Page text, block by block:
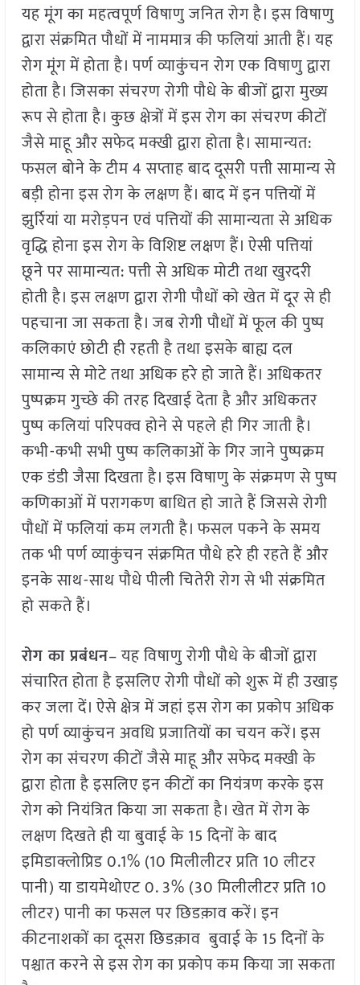
यह मूंग का महत्वपूर्ण विषाणु जनित रोग है। इस विषाणु
द्वारा संक्रमित पौधों में नाममात्र की फलियां आती हैं। यह
रोग मूंग में होता है। पर्ण व्याकुंचन रोग एक विषाणु द्वारा
होता है। जिसका संचरण रोगी पौधे के बीजों द्वारा मुख्य
रूप से होता है। कुछ क्षेत्रों में इस रोग का संचरण कीटों
जैसे माहू और सफेद मक्खी द्वारा होता है। सामान्यत:
फसल बोने के टीम 4 सप्ताह बाद दूसरी पत्ती सामान्य से
बड़ी होना इस रोग के लक्षण हैं। बाद में इन पत्तियों में
झुर्रियां या मरोड़पन एवं पत्तियों की सामान्यता से अधिक
वृद्धि होना इस रोग के विशिष्ट लक्षण हैं। ऐसी पत्तियां
छूने पर सामान्यत: पत्ती से अधिक मोटी तथा खुरदरी
होती है। इस लक्षण द्वारा रोगी पौधों को खेत में दूर से ही
पहचाना जा सकता है। जब रोगी पौधों में फूल की पुष्प
कलिकाएं छोटी ही रहती है तथा इसके बाह्य दल
सामान्य से मोटे तथा अधिक हरे हो जाते हैं। अधिकतर
पुष्पक्रम गुच्छे की तरह दिखाई देता है और अधिकतर
पुष्प कलियां परिपक्व होने से पहले ही गिर जाती है।
कभी-कभी सभी पुष्प कलिकाओं के गिर जाने पुष्पक्रम
एक डंडी जैसा दिखता है। इस विषाणु के संक्रमण से पुष्प
कणिकाओं में परागकण बाधित हो जाते हैं जिससे रोगी
पौधों में फलियां कम लगती है। फसल पकने के समय
तक भी पर्ण व्याकुंचन संक्रमित पौधे हरे ही रहते हैं और
इनके साथ-साथ पौधे पीली चितेरी रोग से भी संक्रमित
हो सकते हैं।
रोग का प्रबंधन– यह विषाणु रोगी पौधे के बीजों द्वारा
संचारित होता है इसलिए रोगी पौधों को शुरू में ही उखाड़
कर जला दें। ऐसे क्षेत्र में जहां इस रोग का प्रकोप अधिक
हो पर्ण व्याकुंचन अवधि प्रजातियों का चयन करें। इस
रोग का संचरण कीटों जैसे माहू और सफेद मक्खी के
द्वारा होता है इसलिए इन कीटों का नियंत्रण करके इस
रोग को नियंत्रित किया जा सकता है। खेत में रोग के
लक्षण दिखते ही या बुवाई के 15 दिनों के बाद
इमिडाक्लोप्रिड 0.1% (10 मिलीलीटर प्रति 10 लीटर
पानी) या डायमेथोएट 0. 3% (30 मिलीलीटर प्रति 10
लीटर) पानी का फसल पर छिडक़ाव करें। इन
कीटनाशकों का दूसरा छिडक़ाव बुवाई के 15 दिनों के
पश्चात करने से इस रोग का प्रकोप कम किया जा सकता